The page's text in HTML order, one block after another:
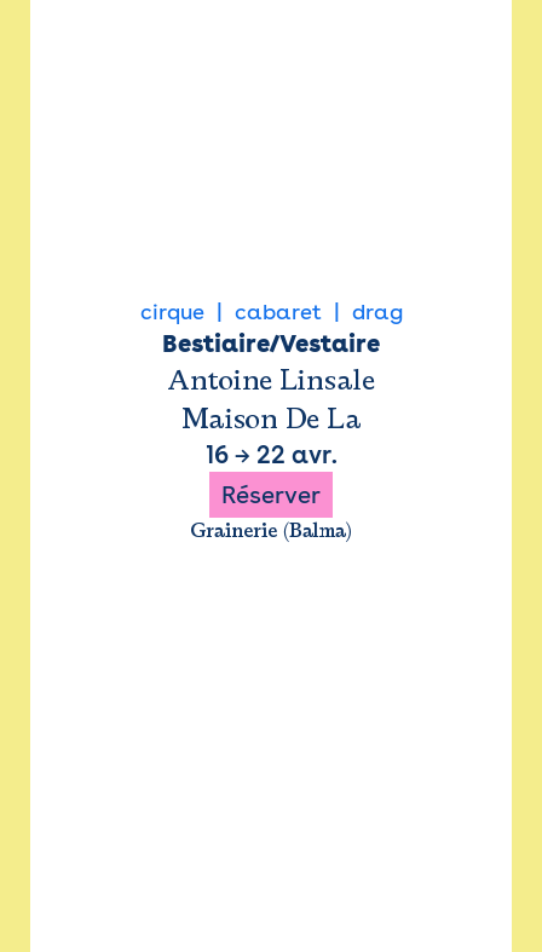
cirque cabaret drag
Bestiaire/Vestaire
Antoine Linsale
Maison De La
16→ 22 avr.
Réserver
Grainerie (Balma)